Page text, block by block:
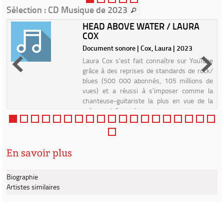
Sélection : CD Musique de 2023
HEAD ABOVE WATER / LAURA
COX
Document sonore | Cox, Laura | 2023
Laura Cox s'est fait connaître sur YouTube
grâce à des reprises de standards de rock/
blues (500 000 abonnés, 105 millions de
vues) et a réussi à s'imposer comme la
chanteuse-guitariste la plus en vue de la
scène rock française, g...
En savoir plus
Biographie
Artistes similaires